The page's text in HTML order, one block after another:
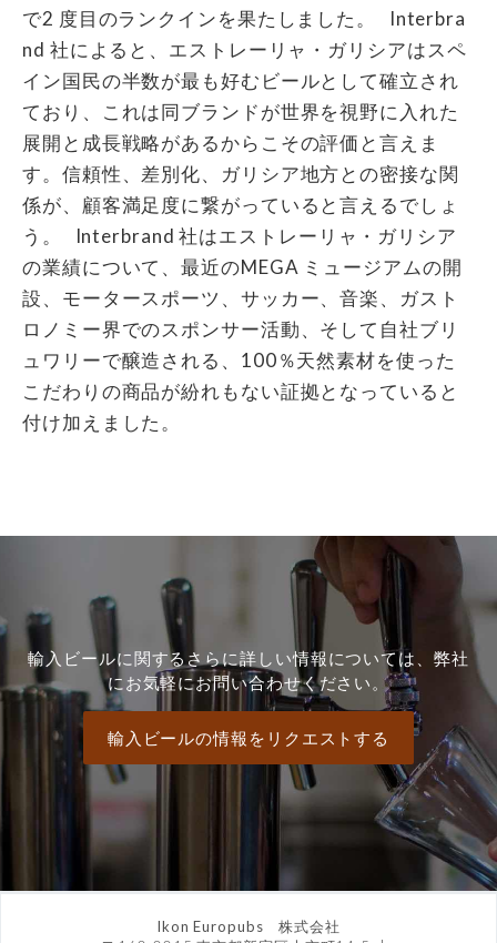
で2 度目のランクインを果たしました。 Interbra
nd 社によると、エストレーリャ・ガリシアはスペ
イン国民の半数が最も好むビールとして確立され
ており、これは同ブランドが世界を視野に入れた
展開と成長戦略があるからこその評価と言えま
す。信頼性、差別化、ガリシア地方との密接な関
係が、顧客満足度に繋がっていると言えるでしょ
う。 Interbrand 社はエストレーリャ・ガリシア
の業績について、最近のMEGA ミュージアムの開
設、モータースポーツ、サッカー、音楽、ガスト
ロノミー界でのスポンサー活動、そして自社ブリ
ュワリーで醸造される、100％天然素材を使った
こだわりの商品が紛れもない証拠となっていると
付け加えました。
輸入ビールに関するさらに詳しい情報については、弊社
にお気軽にお問い合わせください。
輸入ビールの情報をリクエストする
Ikon Europubs 株式会社